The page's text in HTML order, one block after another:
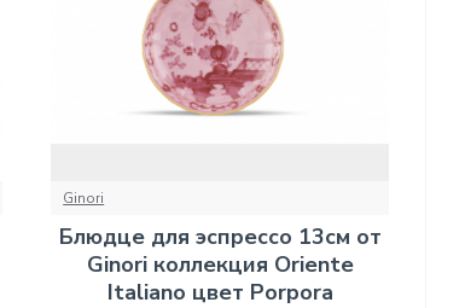
Ginori
Блюдце для эспрессо 13см от
Ginori коллекция Oriente
Italiano цвет Porpora